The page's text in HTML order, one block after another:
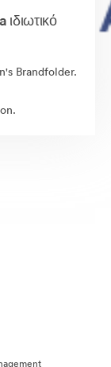
Brandfolder.